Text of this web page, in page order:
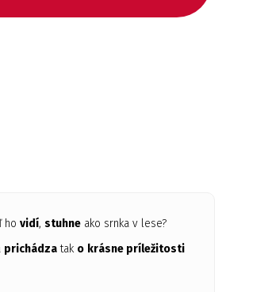
hovidí,stuhne ako srnka v lese?
prichádzatak o krásne príležitosti